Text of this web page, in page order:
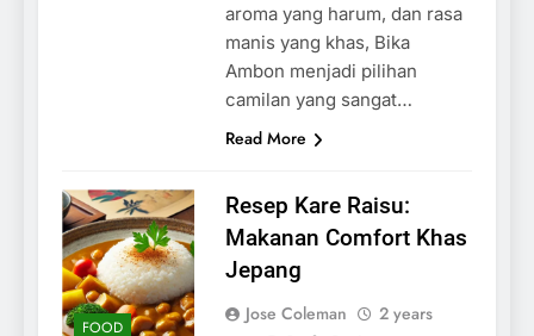
aroma yang harum, dan rasa
manis yang khas, Bika
Ambon menjadi pilihan
camilan yang sangat…
Read More
FOOD
Resep Kare Raisu:
Makanan Comfort Khas
Jepang
Jose Coleman
2 years